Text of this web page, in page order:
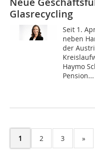
Glasrecycling
Seit 1.
neben
der
Haymo
Pension...
1 2 3 »